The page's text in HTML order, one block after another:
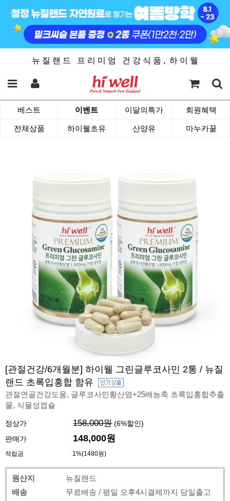
뉴 질 랜 드 프 리 미 엄 건 강 식 품 , 하 이 웰
베스트 이벤트 이달의특가 회원혜택
전체상품 하이웰초유 산양유 마누카꿀
[관절건강/6개월분] 하이웰 그린글루코사민 2통 / 뉴질
랜드 초록입홍합 함유
관절연골건강도움, 글루코사민황산염+25배농축 초록입홍합추출
물, 식물성캡슐
정상가 158,000원 (6%할인)
판매가
148,000원
적립금 1%(1480원)
원산지
뉴질랜드
배송
무료배송 / 평일 오후4시결제까지 당일출고